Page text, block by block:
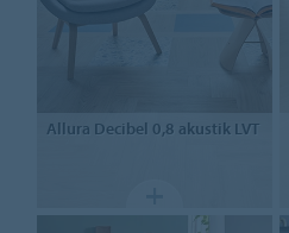
Allura Decibel 0,8 akustik LVT